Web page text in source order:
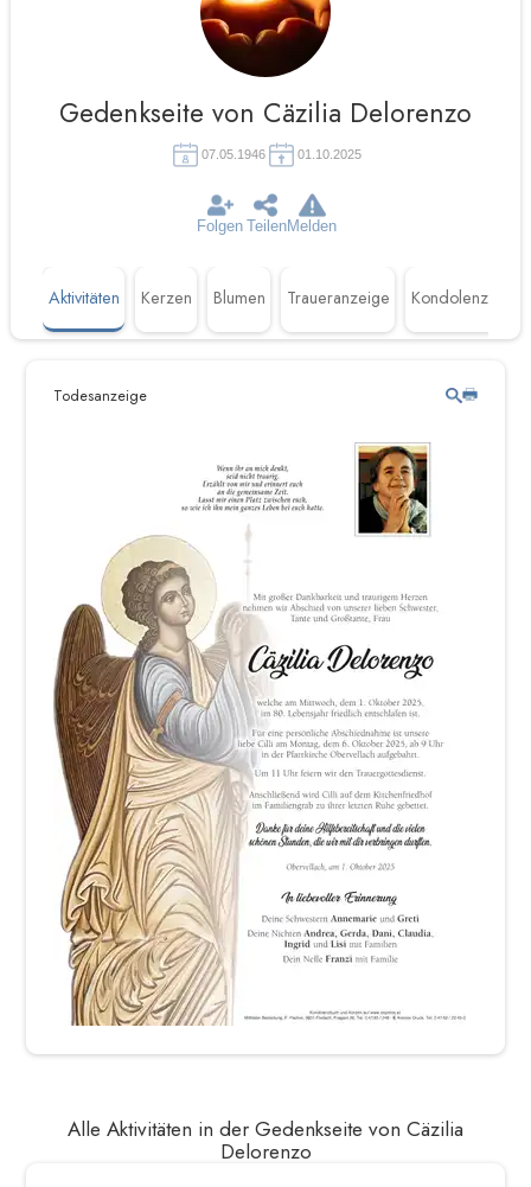
Folgen TeilenMelden
Gedenkseite von Cäzilia Delorenzo
07.05.1946 01.10.2025
Aktivitäten Kerzen Blumen Traueranzeige Kondolenzen
Alle Aktivitäten in der Gedenkseite von Cäzilia
Delorenzo
Todesanzeige